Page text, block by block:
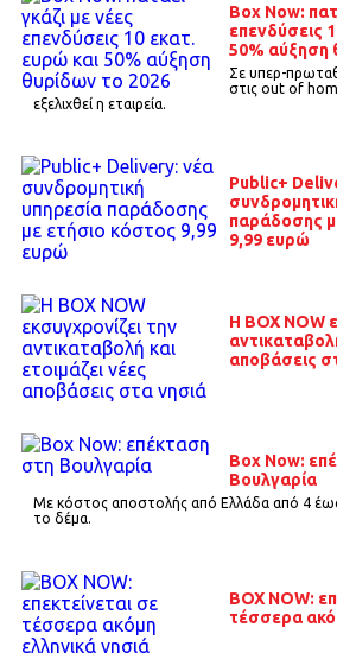
Box Now:
επενδύσεις
50% αύξηση
Σε υπερ-
στις out of
εξελιχθεί η εταιρεία.
Public+
παράδοσης
9,99 ευρώ
Η BOX NOW
αποβάσεις
Box Now:
Βουλγαρία
Mε κόστος αποστολής από Ελλάδα από 4
το δέμα.
BOX NOW:
τέσσερα